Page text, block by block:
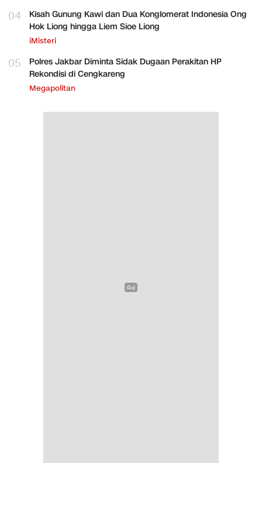
04
Kisah Gunung Kawi dan Dua Konglomerat Indonesia Ong
Hok Liong hingga Liem Sioe Liong
iMisteri
05
Polres Jakbar Diminta Sidak Dugaan Perakitan HP
Rekondisi di Cengkareng
Megapolitan